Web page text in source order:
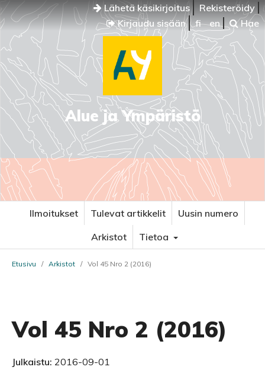
Lähetä käsikirjoitus
Rekisteröidy
Kirjaudu sisään
fi en Hae
Alue ja Ympäristö
Ilmoitukset Tulevat artikkelit
Uusin numero
Arkistot
Tietoa
Etusivu / Arkistot / Vol 45 Nro 2 (2016)
Vol 45 Nro 2 (2016)
Julkaistu: 2016-09-01